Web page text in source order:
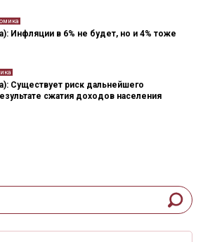
Инфляции в 6% не будет, но и 4% тоже
Существует риск дальнейшего
сжатия доходов населения